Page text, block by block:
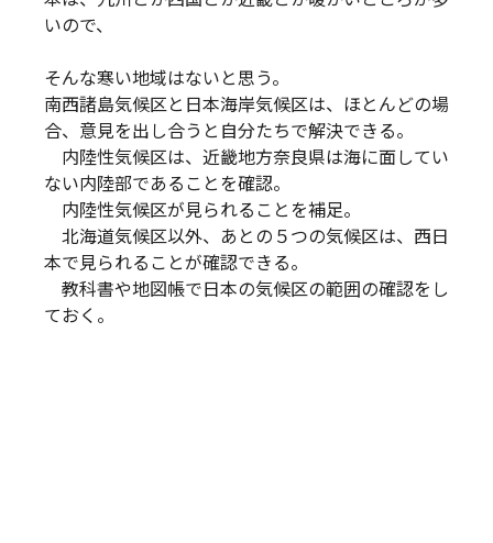
いので、
そんな寒い地域はないと思う。
南西諸島気候区と日本海岸気候区は、ほとんどの場
合、意見を出し合うと自分たちで解決できる。
内陸性気候区は、近畿地方奈良県は海に面してい
ない内陸部であることを確認。
内陸性気候区が見られることを補足。
北海道気候区以外、あとの５つの気候区は、西日
本で見られることが確認できる。
教科書や地図帳で日本の気候区の範囲の確認をし
ておく。